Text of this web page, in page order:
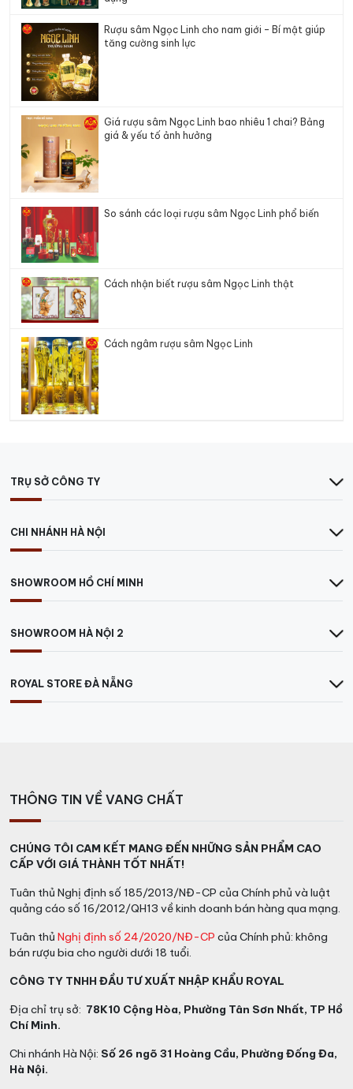
Rượu sâm Ngọc Linh cho nam giới – Bí mật giúp
tăng cường sinh lực
Giá rượu sâm Ngọc Linh bao nhiêu 1 chai? Bảng
giá & yếu tố ảnh hưởng
So sánh các loại rượu sâm Ngọc Linh phổ biến
Cách nhận biết rượu sâm Ngọc Linh thật
Cách ngâm rượu sâm Ngọc Linh
TRỤ SỞ CÔNG TY
CHI NHÁNH HÀ NỘI
SHOWROOM HỒ CHÍ MINH
SHOWROOM HÀ NỘI 2
ROYAL STORE ĐÀ NẴNG
THÔNG TIN VỀ VANG CHẤT
CHÚNG TÔI CAM KẾT MANG ĐẾN NHỮNG SẢN PHẨM CAO
CẤP VỚI GIÁ THÀNH TỐT NHẤT!
Tuân thủ Nghị định số 185/2013/NĐ-CP của Chính phủ và luật
quảng cáo số 16/2012/QH13 về kinh doanh bán hàng qua mạng.
Tuân thủ Nghị định số 24/2020/NĐ-CP của Chính phủ: không
bán rượu bia cho người dưới 18 tuổi.
CÔNG TY TNHH ĐẦU TƯ XUẤT NHẬP KHẨU ROYAL
Địa chỉ trụ sở: 78K10 Cộng Hòa, Phường Tân Sơn Nhất, TP Hồ
Chí Minh.
Chi nhánh Hà Nội: Số 26 ngõ 31 Hoàng Cầu, Phường Đống Đa,
Hà Nội.